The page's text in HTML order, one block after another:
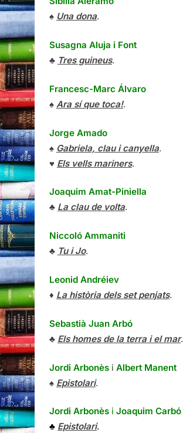
♠ Una dona.
Susagna Aluja i Font
♣ Tres guineus.
Francesc-Marc Álvaro
♠ Ara sí que toca!.
Jorge Amado
♠ Gabriela, clau i canyella.
♥ Els vells mariners.
Joaquim Amat-Piniella
♣ La clau de volta.
Niccoló Ammaniti
♣ Tu i Jo.
Leonid Andréiev
♦ La història dels set penjats.
Sebastià Juan Arbó
♣ Els homes de la terra i el mar.
Jordi Arbonès i Albert Manent
♠ Epistolari.
Jordi Arbonès i Joaquim Carbó
♣ Epistolari.